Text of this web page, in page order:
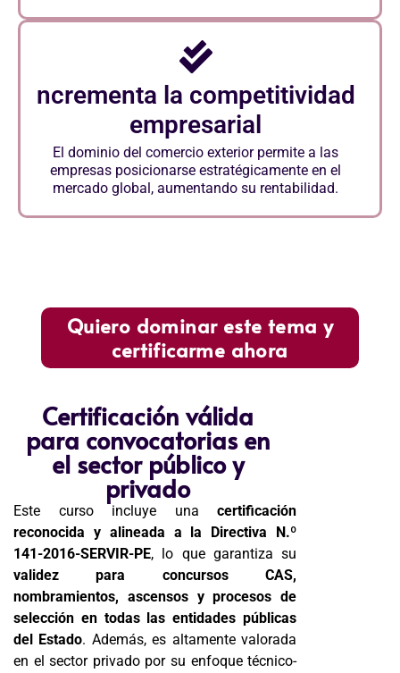
ncrementa la competitividad
empresarial
El dominio del comercio exterior permite a las
empresas posicionarse estratégicamente en el
mercado global, aumentando su rentabilidad.
Quiero dominar este tema y
certificarme ahora
Certificación válida
para convocatorias en
el sector público y
privado
Este curso incluye unacertificación
reconocida y alineada a la Directiva N.º
141-2016-SERVIR-PE, lo que garantiza su
validez para concursos CAS,
nombramientos, ascensos y procesos de
selección en todas las entidades públicas
del Estado. Además, es altamente valorada
en el sector privado por su enfoque técnico-